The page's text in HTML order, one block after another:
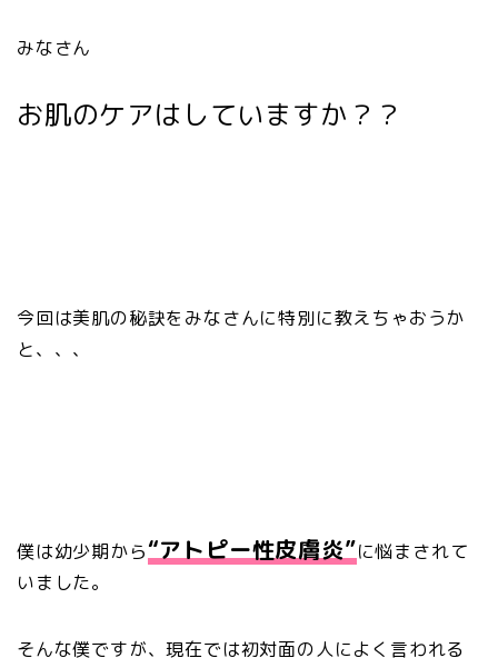
みなさん
お肌のケアはしていますか？？
今回は美肌の秘訣をみなさんに特別に教えちゃおうか
と、、、
僕は幼少期から“アトピー性皮膚炎”に悩まされて
いました。
そんな僕ですが、現在では初対面の人によく言われる